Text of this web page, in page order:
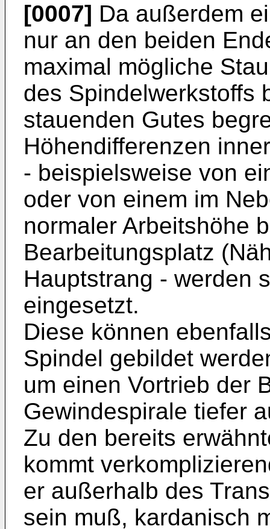
[0007] Da außerdem
nur an den beiden
maximal mögliche
des Spindelwerkstoffs
stauenden Gutes
Höhendifferenzen
- beispielsweise von
oder von einem im
normaler Arbeits­höhe
Bearbeitungsplatz
Hauptstrang - werden
eingesetzt.
Diese können
Spindel gebildet
um einen Vortrieb der
Gewindespirale tiefer
Zu den bereits
kommt
er außerhalb des
sein muß, kardanisch